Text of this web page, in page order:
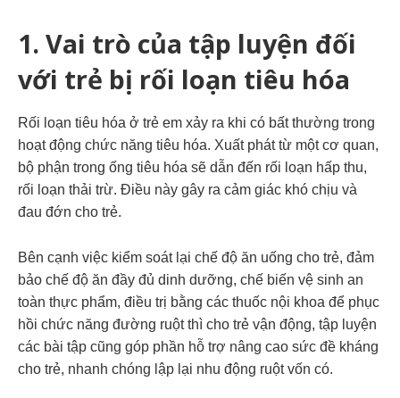
1. Vai trò của tập luyện đối
với trẻ bị rối loạn tiêu hóa
Rối loạn tiêu hóa ở trẻ em xảy ra khi có bất thường trong
hoạt động chức năng tiêu hóa. Xuất phát từ một cơ quan,
bộ phận trong ống tiêu hóa sẽ dẫn đến rối loạn hấp thu,
rối loạn thải trừ. Điều này gây ra cảm giác khó chịu và
đau đớn cho trẻ.
Bên cạnh việc kiểm soát lại chế độ ăn uống cho trẻ, đảm
bảo chế độ ăn đầy đủ dinh dưỡng, chế biến vệ sinh an
toàn thực phẩm, điều trị bằng các thuốc nội khoa để phục
hồi chức năng đường ruột thì cho trẻ vận động, tập luyện
các bài tập cũng góp phần hỗ trợ nâng cao sức đề kháng
cho trẻ, nhanh chóng lập lại nhu động ruột vốn có.